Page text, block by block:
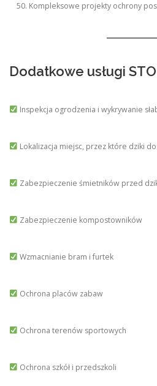
Kompleksowe projekty ochrony
Dodatkowe usługi
Inspekcja ogrodzenia i wykrywanie
Lokalizacja miejsc, przez które dziki
Zabezpieczenie śmietników przed
Zabezpieczenie kompostowników
Wzmacnianie bram i furtek
Ochrona placów zabaw
Ochrona terenów sportowych
Ochrona szkół i przedszkoli